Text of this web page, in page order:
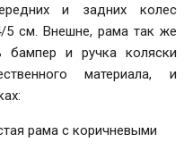
и задних колес
5 см. Внешне, рама так же
бампер и ручка коляски
материала, и
рама с коричневыми